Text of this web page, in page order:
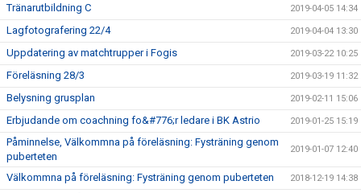
Tränarutbildning C 2019-04-05 14:34
Lagfotografering 22/4 2019-04-04 13:30
Uppdatering av matchtrupper i Fogis 2019-03-22 10:25
Föreläsning 28/3 2019-03-19 11:32
Belysning grusplan 2019-02-11 15:06
Erbjudande om coachning fo&#776;r ledare i BK Astrio 2019-01-25 15:19
Påminnelse, Välkommna på föreläsning: Fysträning genom
puberteten
2019-01-07 12:40
Välkommna på föreläsning: Fysträning genom puberteten 2018-12-19 14:38